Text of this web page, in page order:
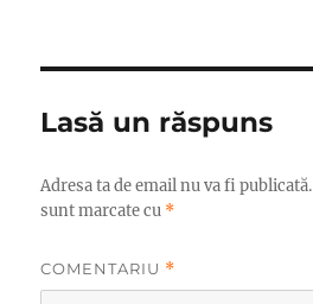
Lasă un răspuns
Adresa ta de email nu va fi publicată.
sunt marcate cu *
COMENTARIU *